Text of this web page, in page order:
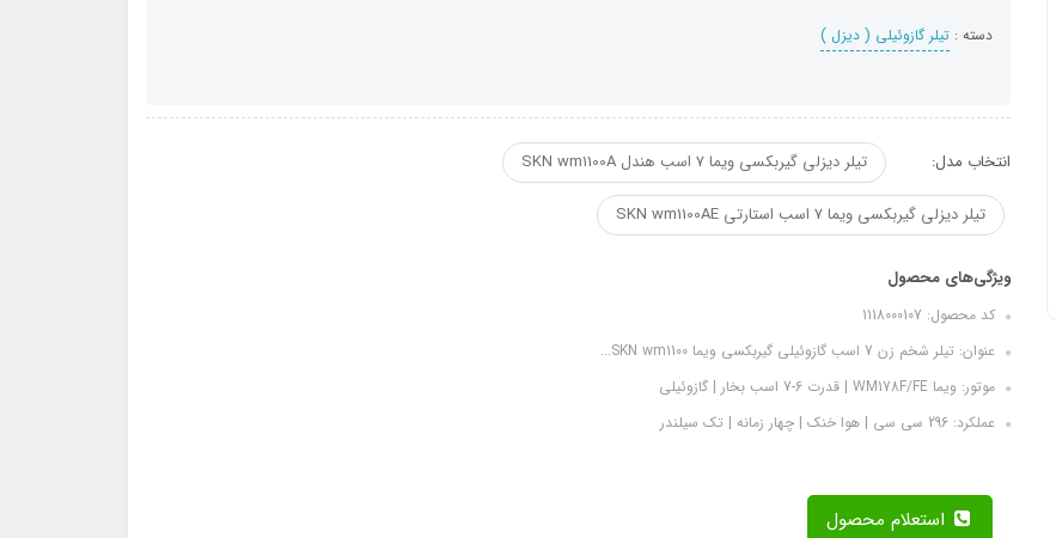
دسته : تیلر گازوئیلی ( دیزل )
انتخاب مدل: تیلر دیزلی گیربکسی ویما 7 اسب هندل SKN wm1100A
تیلر دیزلی گیربکسی ویما 7 اسب استارتی SKN wm1100AE
ویژگی‌های محصول
کد محصول: 1118000107
عنوان: تیلر شخم زن 7 اسب گازوئیلی گیربکسی ویما SKN wm1100...
موتور: ویما WM178F/FE | قدرت 6-7 اسب بخار | گازوئیلی
عملکرد: 296 سی سی | هوا خنک | چهار زمانه | تک سیلندر